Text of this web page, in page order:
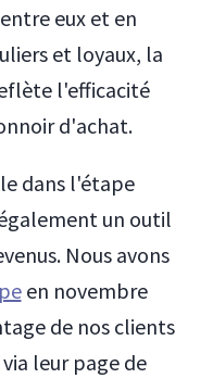
eux et en
et loyaux, la
l'efficacité
d'achat.
dans l'étape
un outil
Nous avons
en novembre
de nos clients
leur page de